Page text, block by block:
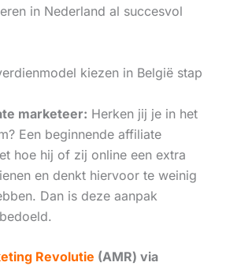
in Nederland al succesvol
kiezen in België stap
marketeer: Herken jij je in het
Een beginnende affiliate
hoe hij of zij online een extra
en denkt hiervoor te weinig
Dan is deze aanpak
Revolutie (AMR) via